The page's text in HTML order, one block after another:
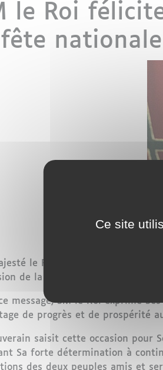
le Roi
fête
le Roi Mohammed VI a
de la fête nationale de son
message, SM le Roi exprime
de progrès et de prospérité
saisit cette occasion
Sa forte détermination à
des deux peuples amis et
Ce site